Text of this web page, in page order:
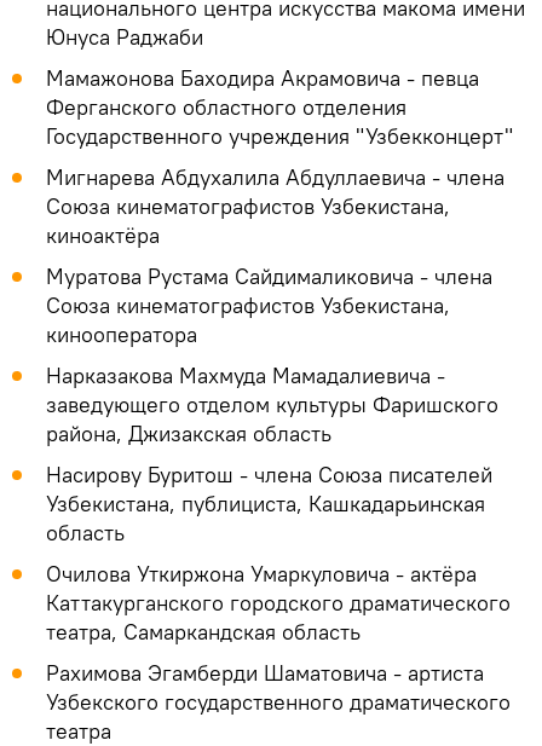
национального центра искусства макома имени
Юнуса Раджаби
Мамажонова Баходира Акрамовича - певца
Ферганского областного отделения
Государственного учреждения "Узбекконцерт"
Мигнарева Абдухалила Абдуллаевича - члена
Союза кинематографистов Узбекистана,
киноактёра
Муратова Рустама Сайдималиковича - члена
Союза кинематографистов Узбекистана,
кинооператора
Нарказакова Махмуда Мамадалиевича -
заведующего отделом культуры Фаришского
района, Джизакская область
Насирову Буритош - члена Союза писателей
Узбекистана, публициста, Кашкадарьинская
область
Очилова Уткиржона Умаркуловича - актёра
Каттакурганского городского драматического
театра, Самаркандская область
Рахимова Эгамберди Шаматовича - артиста
Узбекского государственного драматического
театра